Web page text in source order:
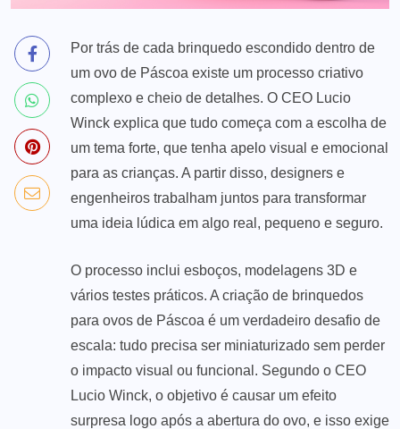
Por trás de cada brinquedo escondido dentro de
um ovo de Páscoa existe um processo criativo
complexo e cheio de detalhes. O CEO Lucio
Winck explica que tudo começa com a escolha de
um tema forte, que tenha apelo visual e emocional
para as crianças. A partir disso, designers e
engenheiros trabalham juntos para transformar
uma ideia lúdica em algo real, pequeno e seguro.
O processo inclui esboços, modelagens 3D e
vários testes práticos. A criação de brinquedos
para ovos de Páscoa é um verdadeiro desafio de
escala: tudo precisa ser miniaturizado sem perder
o impacto visual ou funcional. Segundo o CEO
Lucio Winck, o objetivo é causar um efeito
surpresa logo após a abertura do ovo, e isso exige